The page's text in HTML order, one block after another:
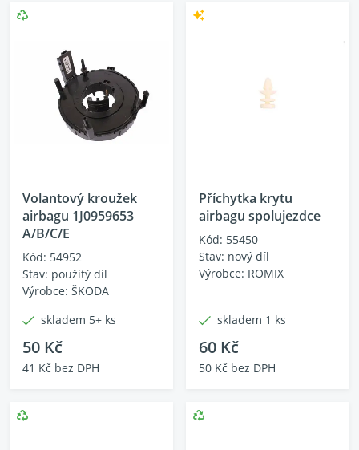
Volantový kroužek
airbagu 1J0959653
A/B/C/E
Kód: 54952
Stav: použitý díl
Výrobce: ŠKODA
skladem 5+ ks
50 Kč
41 Kč bez DPH
Příchytka krytu
airbagu spolujezdce
Kód: 55450
Stav: nový díl
Výrobce: ROMIX
skladem 1 ks
60 Kč
50 Kč bez DPH